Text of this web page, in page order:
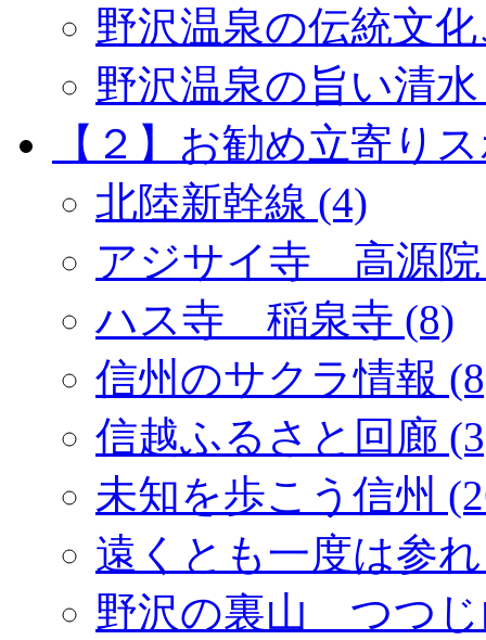
野沢温泉の伝統文
野沢温泉の旨い清水
【２】お勧め立寄り
北陸新幹線 (4)
アジサイ寺 高源院
ハス寺 稲泉寺 (8)
信州のサクラ情報
信越ふるさと回廊
未知を歩こう信州
遠くとも一度は参
野沢の裏山 つつじ